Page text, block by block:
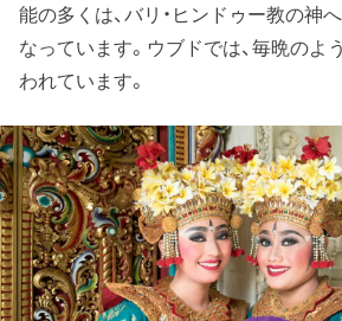
能の多くは、バリ・ヒンドゥー教の神
なっています。ウブドでは、毎晩のよ
われています。